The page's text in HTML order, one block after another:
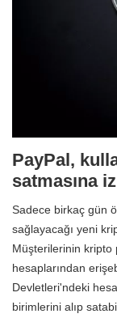
PayPal,
satmasına
Sadece birkaç gün
sağlayacağı yeni
Müşterilerinin kripto
hesaplarından
Devletleri'ndeki
birimlerini alıp